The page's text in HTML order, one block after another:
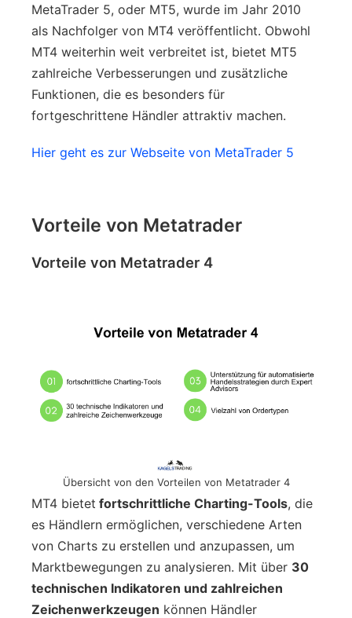
MetaTrader 5, oder MT5, wurde im Jahr 2010
als Nachfolger von MT4 veröffentlicht. Obwohl
MT4 weiterhin weit verbreitet ist, bietet MT5
zahlreiche Verbesserungen und zusätzliche
Funktionen, die es besonders für
fortgeschrittene Händler attraktiv machen.
Hier geht es zur Webseite von MetaTrader 5
Vorteile von Metatrader
Vorteile von Metatrader 4
Übersicht von den Vorteilen von Metatrader 4
MT4 bietet fortschrittliche Charting-Tools, die
es Händlern ermöglichen, verschiedene Arten
von Charts zu erstellen und anzupassen, um
Marktbewegungen zu analysieren. Mit über 30
technischen Indikatoren und zahlreichen
Zeichenwerkzeugen können Händler